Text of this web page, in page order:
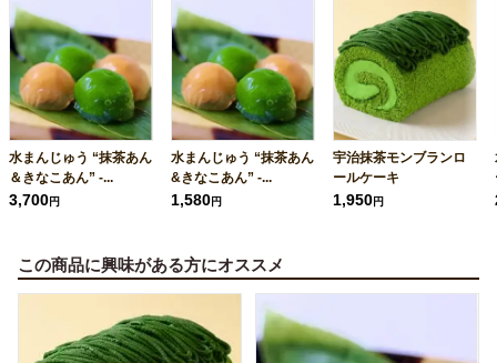
水まんじゅう “抹茶あん
＆きなこあん” -...
3,700円
水まんじゅう “抹茶あん
&きなこあん” -...
1,580円
宇治抹茶モンブランロ
ールケーキ
1,950円
この商品に興味がある方にオススメ